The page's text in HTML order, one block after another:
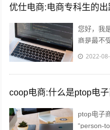
优仕电商:电商专科生的出
您好，我
商是最不
商行业的
2022-
coop电商:什么是ptop电子
ptop电子
“person-